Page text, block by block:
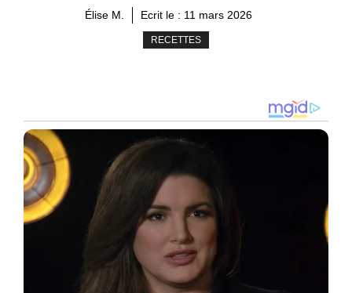
Élise M. Ecrit le : 11 mars 2026
RECETTES